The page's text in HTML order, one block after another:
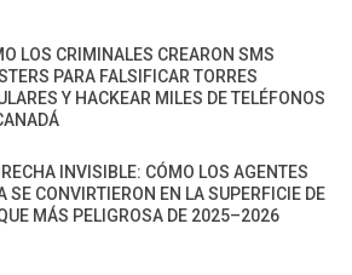
LOS CRIMINALES CREARON SMS
PARA FALSIFICAR TORRES
Y HACKEAR MILES DE TELÉFONOS
INVISIBLE: CÓMO LOS AGENTES
SE CONVIRTIERON EN LA SUPERFICIE DE
MÁS PELIGROSA DE 2025–2026